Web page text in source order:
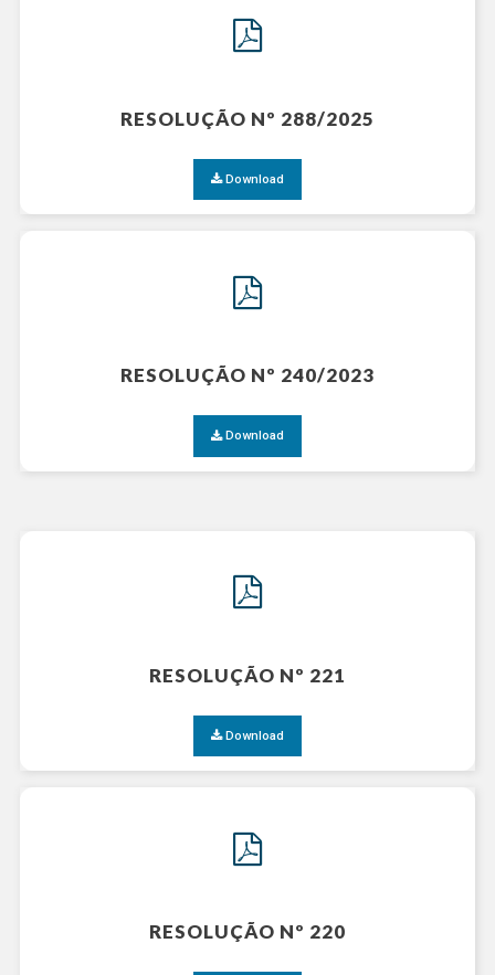
RESOLUÇÃO Nº 288/2025
Download
RESOLUÇÃO Nº 240/2023
Download
RESOLUÇÃO Nº 221
Download
RESOLUÇÃO Nº 220